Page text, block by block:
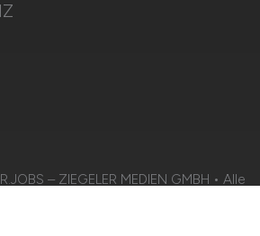
– ZIEGELER MEDIEN GMBH • Alle